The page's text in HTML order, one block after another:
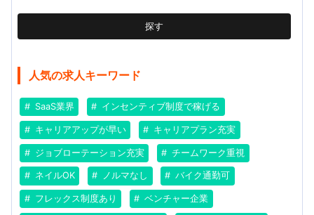
探す
人気の求人キーワード
SaaS業界 インセンティブ制度で稼げる
キャリアアップが早い キャリアプラン充実
ジョブローテーション充実 チームワーク重視
ネイルOK ノルマなし バイク通勤可
フレックス制度あり ベンチャー企業